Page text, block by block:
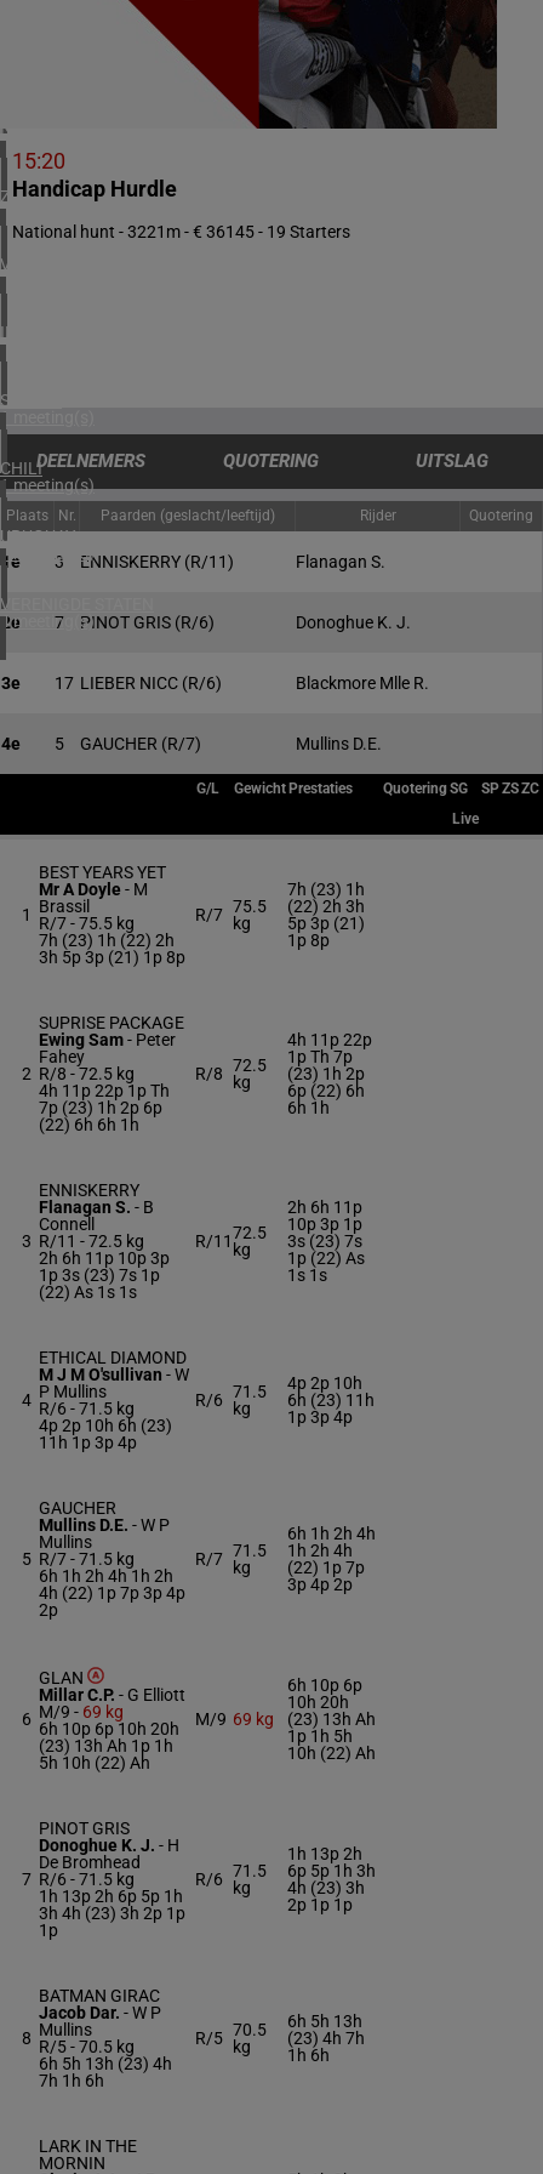
NOORWEGEN
1 meeting(s)
ZUID-AFRIKA
1 meeting(s)
VERENIGD KONINKRIJK
4 meeting(s)
IERLAND
2 meeting(s)
SPANJE
1 meeting(s)
CHILI
1 meeting(s)
URUGUAY
1 meeting(s)
VERENIGDE STATEN
4 meeting(s)
15:20
Handicap Hurdle
National hunt - 3221m - € 36145 - 19 Starters
DEELNEMERS QUOTERING UITSLAG
Plaats Nr. Paarden (geslacht/leeftijd) Rijder Quotering
1e 3 ENNISKERRY (R/11) Flanagan S.
2e 7 PINOT GRIS (R/6) Donoghue K. J.
3e 17 LIEBER NICC (R/6) Blackmore Mlle R.
4e 5 GAUCHER (R/7) Mullins D.E.
G/L Gewicht Prestaties QuoteringSG SPZSZC
Live
1
BEST YEARS YET
Mr A Doyle- M
Brassil
R/7 -75.5 kg
7h (23) 1h (22) 2h
3h 5p 3p (21) 1p 8p
R/7 75.5
kg
7h (23) 1h
(22) 2h 3h
5p 3p (21)
1p 8p
2
SUPRISE PACKAGE
Ewing Sam- Peter
Fahey
R/8 -72.5 kg
4h 11p 22p 1p Th
7p (23) 1h 2p 6p
(22) 6h 6h 1h
R/8 72.5
kg
4h 11p 22p
1p Th 7p
(23) 1h 2p
6p (22) 6h
6h 1h
3
ENNISKERRY
Flanagan S. - B
Connell
R/11 -72.5 kg
2h 6h 11p 10p 3p
1p 3s (23) 7s 1p
(22) As 1s 1s
R/1172.5
kg
2h 6h 11p
10p 3p 1p
3s (23) 7s
1p (22) As
1s 1s
4
ETHICAL DIAMOND
M J M O'sullivan -W
P Mullins
R/6 -71.5 kg
4p 2p 10h 6h (23)
11h 1p 3p 4p
R/6 71.5
kg
4p 2p 10h
6h (23) 11h
1p 3p 4p
5
GAUCHER
Mullins D.E. -W P
Mullins
R/7 -71.5 kg
6h 1h 2h 4h 1h 2h
4h (22) 1p 7p 3p 4p
2p
R/7 71.5
kg
6h 1h 2h 4h
1h 2h 4h
(22) 1p 7p
3p 4p 2p
6
GLAN
Millar C.P. - G Elliott
M/9 - 69 kg
6h 10p 6p 10h 20h
(23) 13h Ah 1p 1h
5h 10h (22) Ah
M/9 69 kg
6h 10p 6p
10h 20h
(23) 13h Ah
1p 1h 5h
10h (22) Ah
7
PINOT GRIS
Donoghue K. J. - H
De Bromhead
R/6 -71.5 kg
1h 13p 2h 6p 5p 1h
3h 4h (23) 3h 2p 1p
1p
R/6 71.5
kg
1h 13p 2h
6p 5p 1h 3h
4h (23) 3h
2p 1p 1p
8
BATMAN GIRAC
Jacob Dar. -W P
Mullins
R/5 -70.5 kg
6h 5h 13h (23) 4h
7h 1h 6h
R/5 70.5
kg
6h 5h 13h
(23) 4h 7h
1h 6h
LARK IN THE
MORNIN